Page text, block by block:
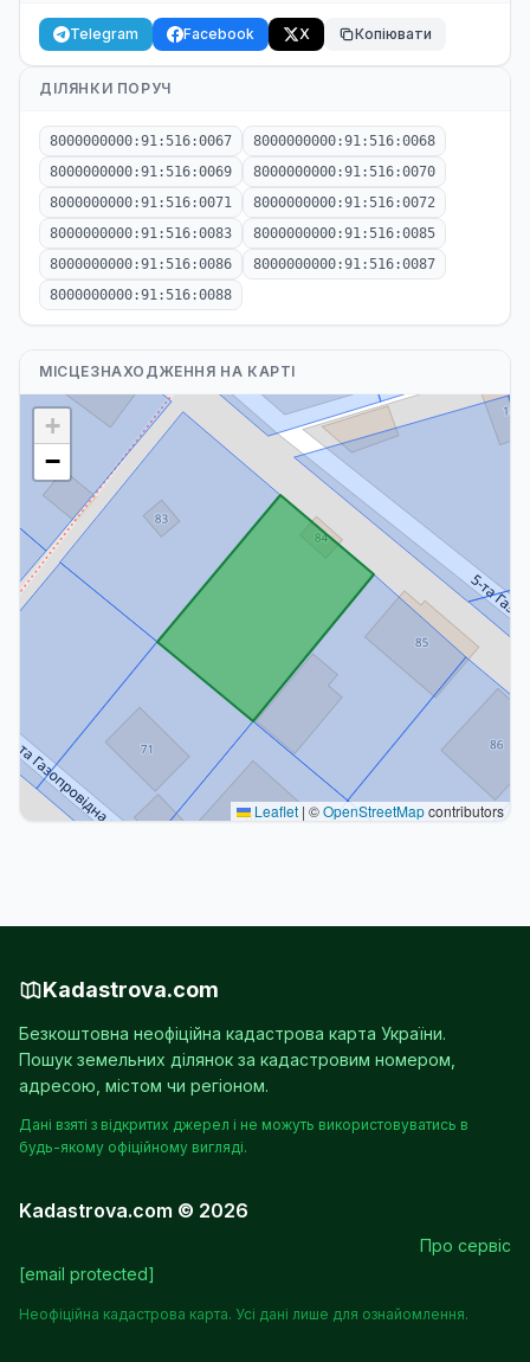
Telegram Facebook X Копіювати
ДІЛЯНКИ ПОРУЧ
8000000000:91:516:0067
8000000000:91:516:0068
8000000000:91:516:0069
8000000000:91:516:0070
8000000000:91:516:0071
8000000000:91:516:0072
8000000000:91:516:0083
8000000000:91:516:0085
8000000000:91:516:0086
8000000000:91:516:0087
8000000000:91:516:0088
МІСЦЕЗНАХОДЖЕННЯ НА КАРТІ
+
−
Leaflet | ©OpenStreetMapcontributors
Kadastrova.com
Безкоштовна неофіційна кадастрова карта України.
Пошук земельних ділянок за кадастровим номером,
адресою, містом чи регіоном.
Дані взяті з відкритих джерел і не можуть використовуватись в
будь-якому офіційному вигляді.
Kadastrova.com © 2026
Про сервіс
[email protected]
Неофіційна кадастрова карта. Усі дані лише для ознайомлення.